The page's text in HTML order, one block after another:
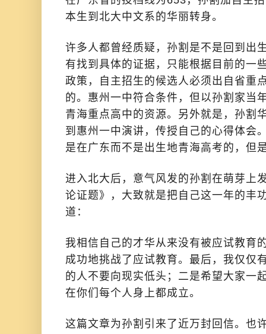
本生到北大中文系的华丽转身。
许多人都曾经质疑，孙割是不是回到出
有找到具体的证据，只能根据目前的一
政策，自主招生的候选人必须出自省重
的。惠州一中符合条件，但以孙割家当
青海重点高中的资源。另外就是，孙割
到惠州一中演讲，传授自己的心得体会
是在广东而不是出生地青海高考的，但
进入北大后，意气风发的孙割在萌芽上
论证题》，大致就是把自己这一年的丰
道：
我相信自己的才华从来没有被应试教育
成功地挑战了应试教育。最后，我仅仅
的人不要向现实低头；二是希望大家一
在你们每个人身上都成立。
这篇文章为孙割引来了近万封回信。也